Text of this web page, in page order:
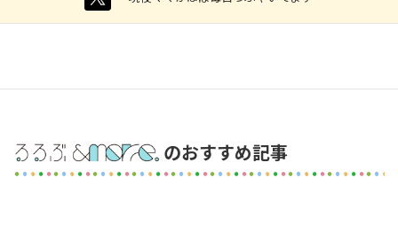
のおすすめ記事